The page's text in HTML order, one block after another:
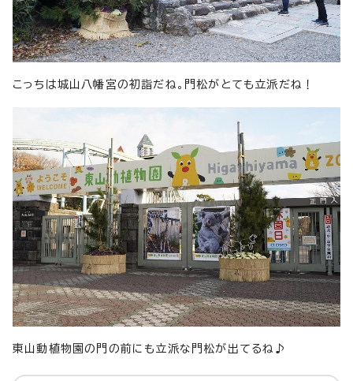
こっちは城山八幡宮の初詣だね。門松がとても立派だね！
東山動植物園の門の前にも立派な門松が出てるね♪